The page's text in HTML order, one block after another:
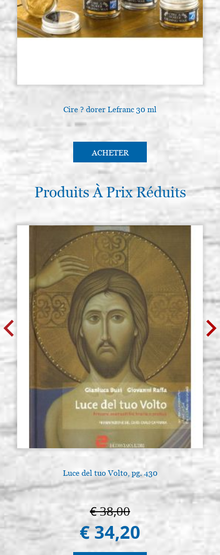
Cire ? dorer Lefranc 30 ml
ACHETER
Produits À Prix Réduits
Luce del tuo Volto, pg. 430
€ 38,00
€ 34,20